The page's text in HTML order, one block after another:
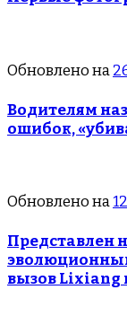
Обновлено на
Водителям
ошибок,
Обновлено на
Представлен
вызов Lixiang